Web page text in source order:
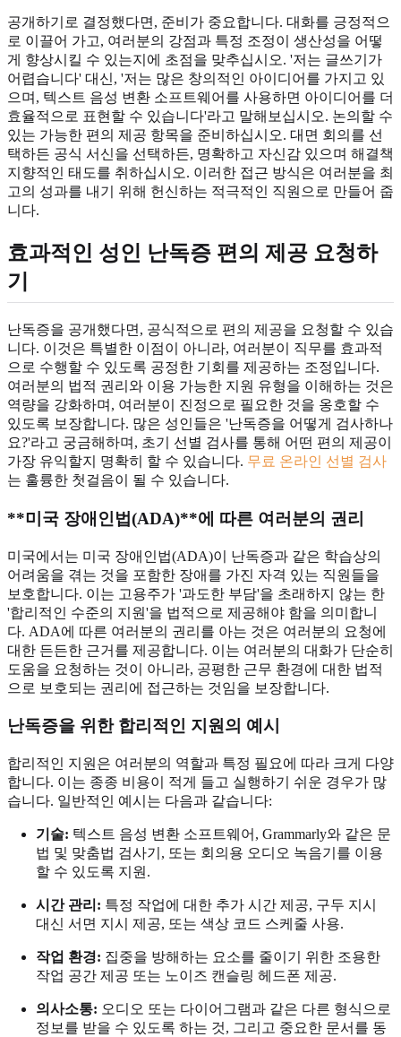
공개하기로 결정했다면, 준비가 중요합니다. 대화를 긍정적으
로 이끌어 가고, 여러분의 강점과 특정 조정이 생산성을 어떻
게 향상시킬 수 있는지에 초점을 맞추십시오. '저는 글쓰기가
어렵습니다' 대신, '저는 많은 창의적인 아이디어를 가지고 있
으며, 텍스트 음성 변환 소프트웨어를 사용하면 아이디어를 더
효율적으로 표현할 수 있습니다'라고 말해보십시오. 논의할 수
있는 가능한 편의 제공 항목을 준비하십시오. 대면 회의를 선
택하든 공식 서신을 선택하든, 명확하고 자신감 있으며 해결책
지향적인 태도를 취하십시오. 이러한 접근 방식은 여러분을 최
고의 성과를 내기 위해 헌신하는 적극적인 직원으로 만들어 줍
니다.
효과적인 성인 난독증 편의 제공 요청하
기
난독증을 공개했다면, 공식적으로 편의 제공을 요청할 수 있습
니다. 이것은 특별한 이점이 아니라, 여러분이 직무를 효과적
으로 수행할 수 있도록 공정한 기회를 제공하는 조정입니다.
여러분의 법적 권리와 이용 가능한 지원 유형을 이해하는 것은
역량을 강화하며, 여러분이 진정으로 필요한 것을 옹호할 수
있도록 보장합니다. 많은 성인들은 '난독증을 어떻게 검사하나
요?'라고 궁금해하며, 초기 선별 검사를 통해 어떤 편의 제공이
가장 유익할지 명확히 할 수 있습니다. 무료 온라인 선별 검사
는 훌륭한 첫걸음이 될 수 있습니다.
**미국 장애인법(ADA)**에 따른 여러분의 권리
미국에서는 미국 장애인법(ADA)이 난독증과 같은 학습상의
어려움을 겪는 것을 포함한 장애를 가진 자격 있는 직원들을
보호합니다. 이는 고용주가 '과도한 부담'을 초래하지 않는 한
'합리적인 수준의 지원'을 법적으로 제공해야 함을 의미합니
다. ADA에 따른 여러분의 권리를 아는 것은 여러분의 요청에
대한 든든한 근거를 제공합니다. 이는 여러분의 대화가 단순히
도움을 요청하는 것이 아니라, 공평한 근무 환경에 대한 법적
으로 보호되는 권리에 접근하는 것임을 보장합니다.
난독증을 위한 합리적인 지원의 예시
합리적인 지원은 여러분의 역할과 특정 필요에 따라 크게 다양
합니다. 이는 종종 비용이 적게 들고 실행하기 쉬운 경우가 많
습니다. 일반적인 예시는 다음과 같습니다:
기술: 텍스트 음성 변환 소프트웨어, Grammarly와 같은 문
법 및 맞춤법 검사기, 또는 회의용 오디오 녹음기를 이용
할 수 있도록 지원.
시간 관리: 특정 작업에 대한 추가 시간 제공, 구두 지시
대신 서면 지시 제공, 또는 색상 코드 스케줄 사용.
작업 환경: 집중을 방해하는 요소를 줄이기 위한 조용한
작업 공간 제공 또는 노이즈 캔슬링 헤드폰 제공.
의사소통: 오디오 또는 다이어그램과 같은 다른 형식으로
정보를 받을 수 있도록 하는 것, 그리고 중요한 문서를 동